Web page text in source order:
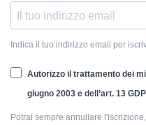
Indica il tuo indirizzo email per
Autorizzo il trattamento dei
giugno 2003 e dell’art. 13
Potrai sempre annullare
eventi dance e djset in
Ibiza, per lui non esistono
i deejays ed il clubbing la
costante in nome e per conto
quelle della Juventus.